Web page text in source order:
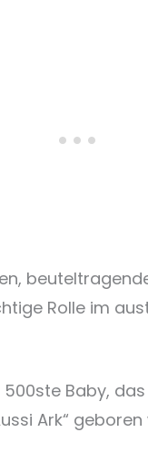
Rolle im
Baby,
Ark“ geboren